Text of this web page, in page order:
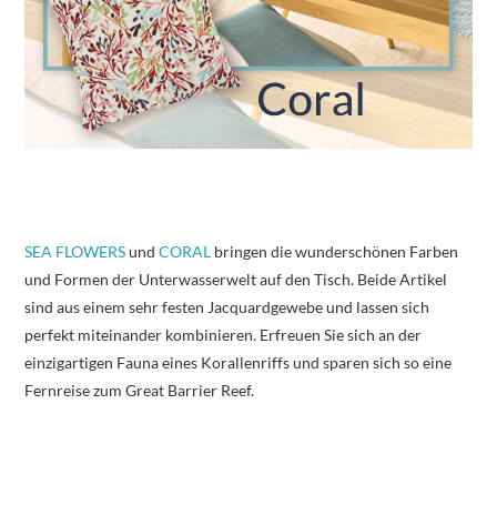
SEA FLOWERSundCORAL bringen die wunderschönen Farben
und Formen der Unterwasserwelt auf den Tisch. Beide Artikel
sind aus einem sehr festen Jacquardgewebe und lassen sich
perfekt miteinander kombinieren. Erfreuen Sie sich an der
einzigartigen Fauna eines Korallenriffs und sparen sich so eine
Fernreise zum Great Barrier Reef.